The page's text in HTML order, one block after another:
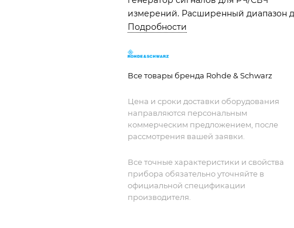
измерений. Расширенный диапазон
20 ГГц, высокая мощность, гибкие
Исключительная чистота сигнала.
Подробности
Все товары бренда Rohde & Schwarz
Цена и сроки доставки оборудования
направляются персональным
коммерческим предложением, после
рассмотрения вашей заявки.
Все точные характеристики и свойства
прибора обязательно уточняйте в
официальной спецификации
производителя.